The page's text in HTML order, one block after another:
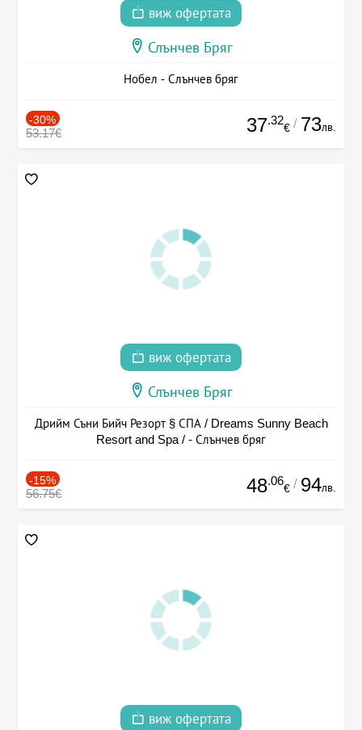
виж офертата
Слънчев Бряг
Нобел - Слънчев бряг
-30%
53.17€ 37.32
€ / 73лв.
виж офертата
Слънчев Бряг
Дрийм Съни Бийч Резорт § СПА / Dreams Sunny Beach
Resort and Spa / - Слънчев бряг
-15%
56.75€ 48.06
€ / 94лв.
виж офертата